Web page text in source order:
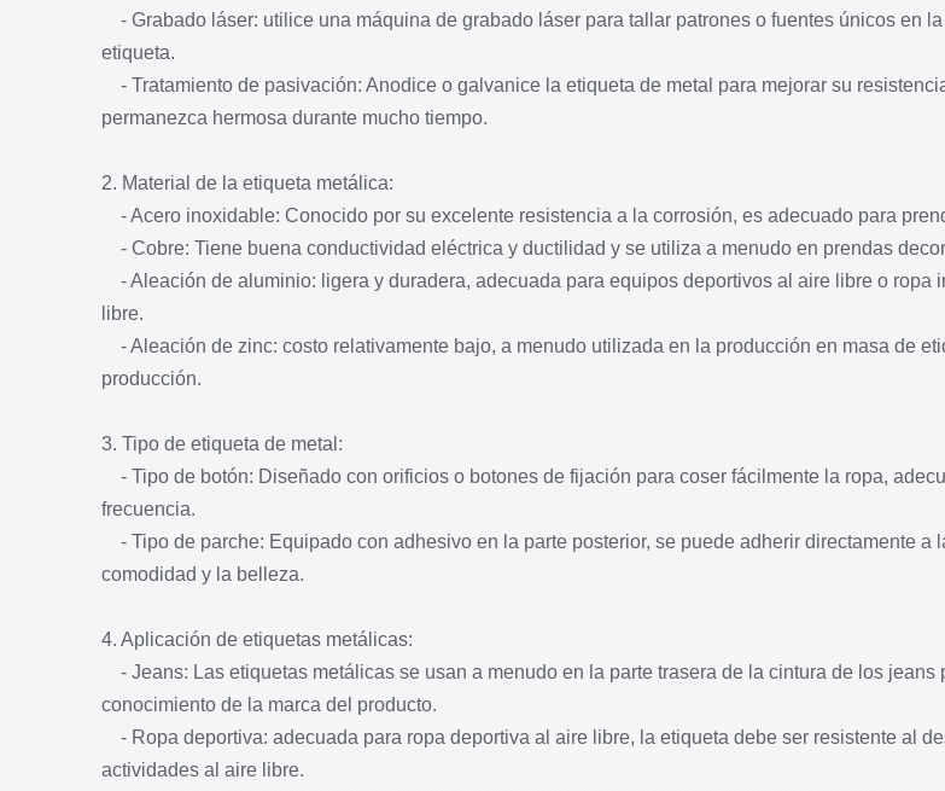
- Grabado láser: utilice una máquina de grabado láser para tallar patrones o fuentes únicos en
etiqueta.
- Tratamiento de pasivación: Anodice o galvanice la etiqueta de metal para mejorar su
permanezca hermosa durante mucho tiempo.
2. Material de la etiqueta metálica:
- Acero inoxidable: Conocido por su excelente resistencia a la corrosión, es adecuado para
- Cobre: Tiene buena conductividad eléctrica y ductilidad y se utiliza a menudo en prendas
- Aleación de aluminio: ligera y duradera, adecuada para equipos deportivos al aire libre o
libre.
- Aleación de zinc: costo relativamente bajo, a menudo utilizada en la producción en masa de
producción.
3. Tipo de etiqueta de metal:
- Tipo de botón: Diseñado con orificios o botones de fijación para coser fácilmente la ropa,
frecuencia.
- Tipo de parche: Equipado con adhesivo en la parte posterior, se puede adherir directamente a
comodidad y la belleza.
4. Aplicación de etiquetas metálicas:
- Jeans: Las etiquetas metálicas se usan a menudo en la parte trasera de la cintura de los jeans
conocimiento de la marca del producto.
- Ropa deportiva: adecuada para ropa deportiva al aire libre, la etiqueta debe ser resistente al
actividades al aire libre.